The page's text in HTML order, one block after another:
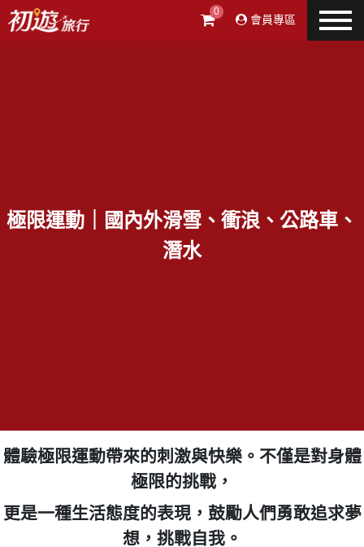
0
會員專區
極限運動｜國內外滑雪、衝浪、公路車、
潛水
體驗極限運動帶來的刺激與快樂。不僅是對身體
極限的挑戰，
更是一種生活態度的表現，鼓勵人們勇敢追求夢
想，挑戰自我。